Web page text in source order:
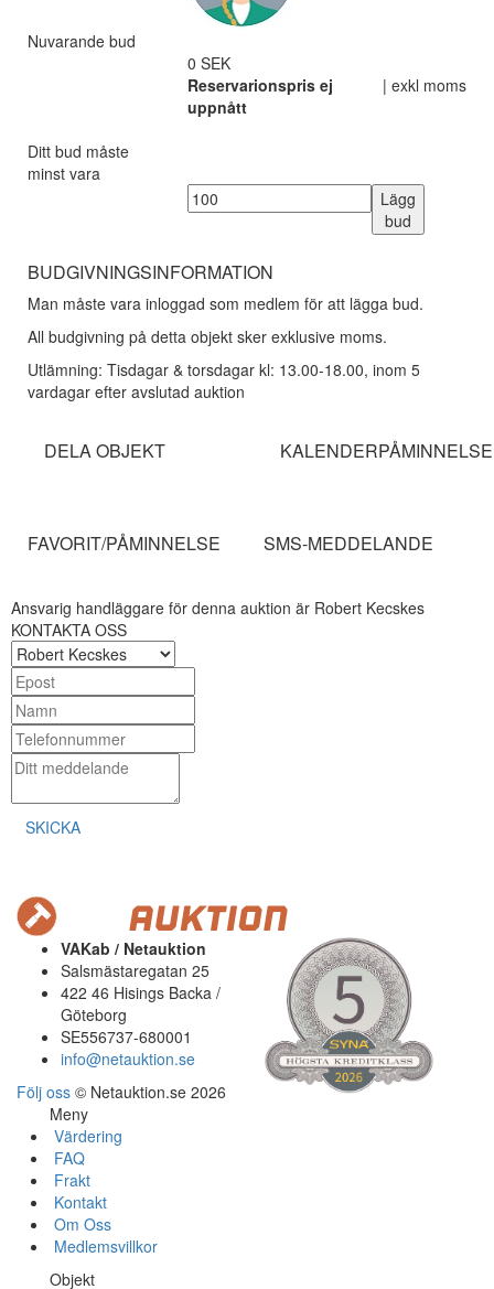
Nuvarande bud
0 SEK
| exkl moms
Reservarionspris ej
uppnått
Ditt bud måste
minst vara
Lägg
bud
BUDGIVNINGSINFORMATION
Man måste vara inloggad som medlem för att lägga bud.
All budgivning på detta objekt sker exklusive moms.
Utlämning: Tisdagar & torsdagar kl: 13.00-18.00, inom 5
vardagar efter avslutad auktion
DELA OBJEKT KALENDERPÅMINNELSE
FAVORIT/PÅMINNELSE SMS-MEDDELANDE
Ansvarig handläggare för denna auktion är Robert Kecskes
KONTAKTA OSS
SKICKA
VAKab / Netauktion
Salsmästaregatan 25
422 46 Hisings Backa /
Göteborg
SE556737-680001
info@netauktion.se
Följ oss © Netauktion.se 2026
Meny
Värdering
FAQ
Frakt
Kontakt
Om Oss
Medlemsvillkor
Objekt